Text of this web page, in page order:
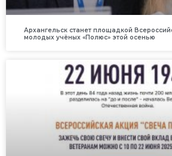
Архангельск станет площадкой
молодых учёных «Полюс» этой осенью